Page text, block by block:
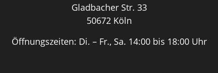
Gladbacher Str. 33
50672 Köln
Öffnungszeiten: Di. – Fr., Sa. 14:00 bis 18:00 Uhr